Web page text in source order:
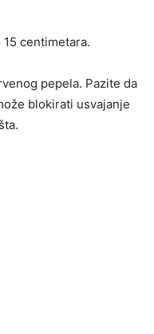
centimetara.
pepela. Pazite da
blokirati usvajanje